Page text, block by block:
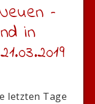
–
in
letzten Tage